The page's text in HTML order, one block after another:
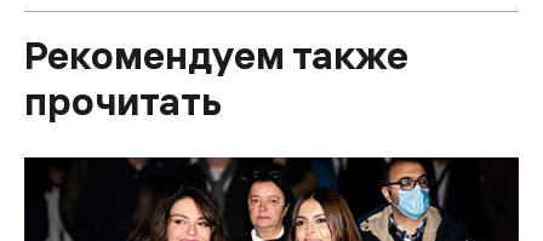
Рекомендуем также
прочитать